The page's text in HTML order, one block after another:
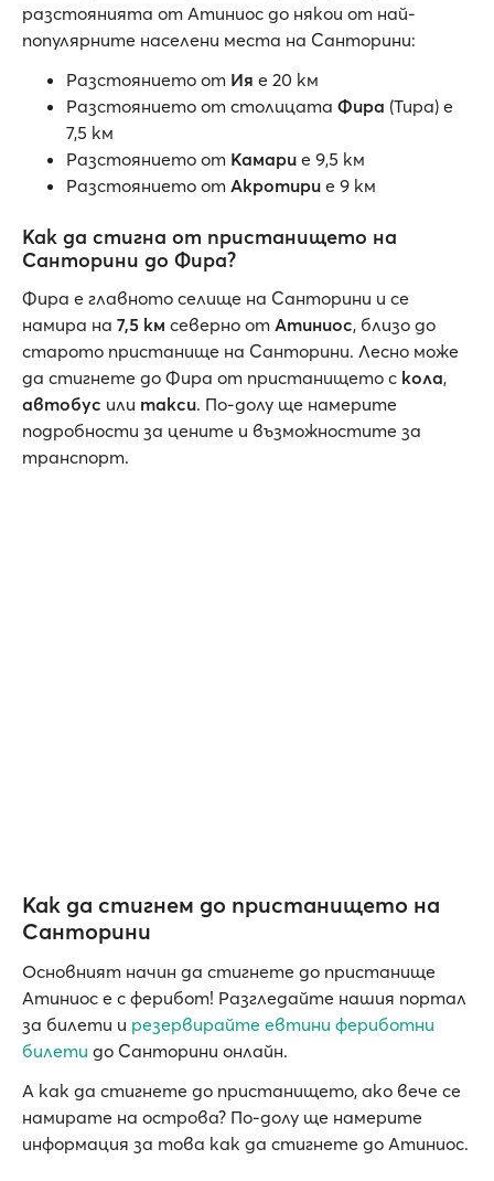
разстоянията от Атиниос до някои от най-
популярните населени места на Санторини:
Разстоянието от Ия е 20 км
Разстоянието от столицата Фира (Тира) е
7,5 км
Разстоянието от Камари е 9,5 км
Разстоянието от Акротири е 9 км
Как да стигна от пристанището на
Санторини до Фира?
Фира е главното селище на Санторини и се
намира на 7,5 км северно от Атиниос, близо до
старото пристанище на Санторини. Лесно може
да стигнете до Фира от пристанището с кола,
автобус или такси. По-долу ще намерите
подробности за цените и възможностите за
транспорт.
Как да стигнем до пристанището на
Санторини
Основният начин да стигнете до пристанище
Атиниос е с ферибот! Разгледайте нашия портал
за билети и резервирайте евтини фериботни
билети до Санторини онлайн.
А как да стигнете до пристанището, ако вече се
намирате на острова? По-долу ще намерите
информация за това как да стигнете до Атиниос.